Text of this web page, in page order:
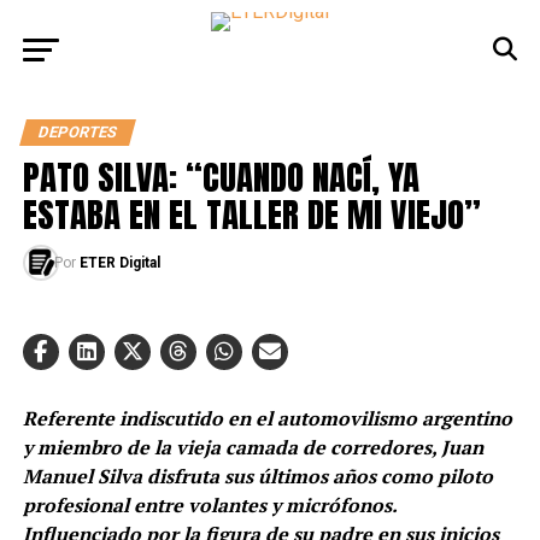
DEPORTES
PATO SILVA: “CUANDO NACÍ, YA
ESTABA EN EL TALLER DE MI VIEJO”
Por ETER Digital
Referente indiscutido en el automovilismo argentino
y miembro de la vieja camada de corredores, Juan
Manuel Silva disfruta sus últimos años como piloto
profesional entre volantes y micrófonos.
Influenciado por la figura de su padre en sus inicios